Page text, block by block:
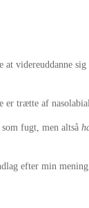
at videreuddanne
trætte af
fugt, men altså
efter min mening.